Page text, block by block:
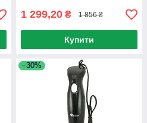
1 299,20 ₴ 1 856 ₴
Купити
–30%